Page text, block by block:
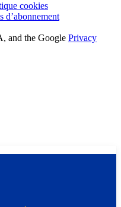
cookies
d’abonnement
and the Google Privacy